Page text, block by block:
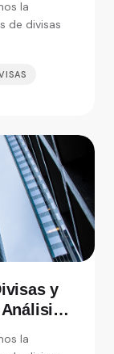
la
de divisas
y
Análisis
la